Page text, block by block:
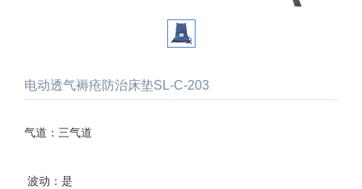
电动透气褥疮防治床垫SL-C-203
气道：三气道
波动：是